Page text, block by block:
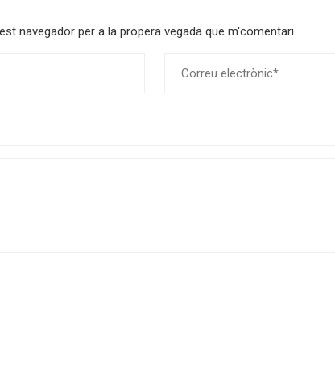
navegador per a la propera vegada que m'comentari.